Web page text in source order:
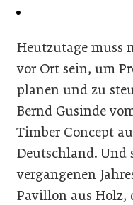
Heutzutage muss
vor Ort sein, um
planen und zu
Bernd Gusinde
Timber Concept
Deutschland. Und
vergangenen
Pavillon aus Holz,